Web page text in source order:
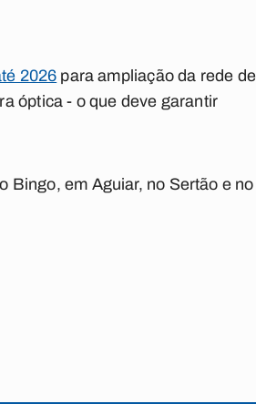
2026 para ampliação da rede de
óptica - o que deve garantir
Bingo, em Aguiar, no Sertão e no